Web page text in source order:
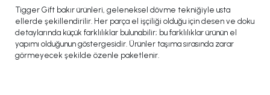
Tigger Gift bakır ürünleri, geleneksel dövme tekniğiyle usta
ellerde şekillendirilir. Her parça el işçiliği olduğu için desen ve doku
detaylarında küçük farklılıklar bulunabilir; bu farklılıklar ürünün el
yapımı olduğunun göstergesidir. Ürünler taşıma sırasında zarar
görmeyecek şekilde özenle paketlenir.